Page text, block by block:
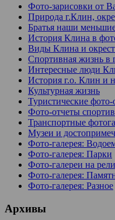
Фото-зарисовки от
Природа г.Клин,
Братья наши
История Клина в
Виды Клина и
Спортивная жизнь в
Интересные люди
История г.о. Клин и
Культурная жизнь
Туристические фото-
Фото-отчеты
Транспортные
Музеи и
Фото-галерея:
Фото-галерея: Парки
Фото-галереи на
Фото-галерея:
Фото-галерея: Разное
Архивы